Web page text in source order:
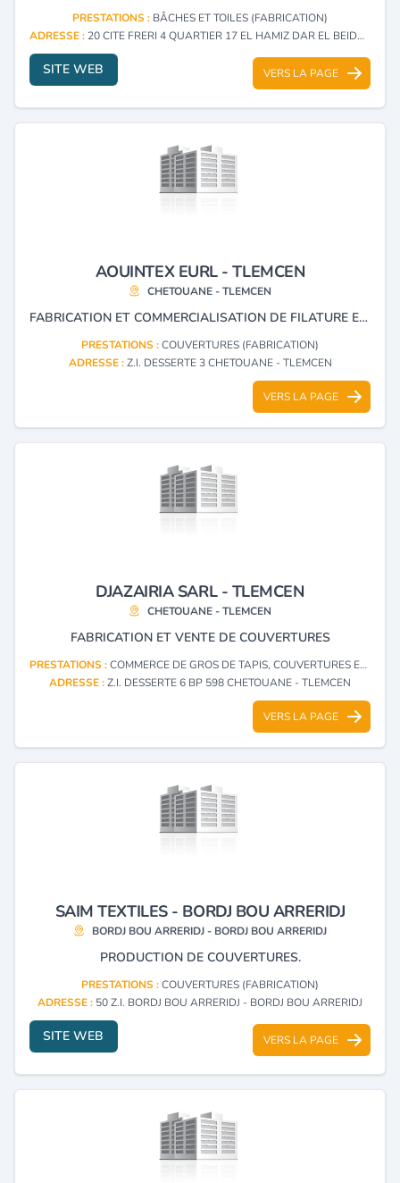
PRESTATIONS : BÂCHES ET TOILES (FABRICATION)
ADRESSE : 20 CITE FRERI 4 QUARTIER 17 EL HAMIZ DAR EL BEIDA - ALGER
SITE WEB VERS LA PAGE
AOUINTEX EURL - TLEMCEN
CHETOUANE - TLEMCEN
FABRICATION ET COMMERCIALISATION DE FILATURE ET TISSAGE DE COUVERTURE.
PRESTATIONS :COUVERTURES (FABRICATION)
ADRESSE :Z.I. DESSERTE 3 CHETOUANE - TLEMCEN
VERS LA PAGE
DJAZAIRIA SARL - TLEMCEN
CHETOUANE - TLEMCEN
FABRICATION ET VENTE DE COUVERTURES
PRESTATIONS :COMMERCE DE GROS DE TAPIS, COUVERTURES ET AUTRES ARTICLES SIMILAIRES À BASE DE MATIÈRES TEXTILES
ADRESSE :Z.I. DESSERTE 6 BP 598 CHETOUANE - TLEMCEN
VERS LA PAGE
SAIM TEXTILES - BORDJ BOU ARRERIDJ
BORDJ BOU ARRERIDJ - BORDJ BOU ARRERIDJ
PRODUCTION DE COUVERTURES.
PRESTATIONS :COUVERTURES (FABRICATION)
ADRESSE : 50 Z.I. BORDJ BOU ARRERIDJ - BORDJ BOU ARRERIDJ
SITE WEB VERS LA PAGE